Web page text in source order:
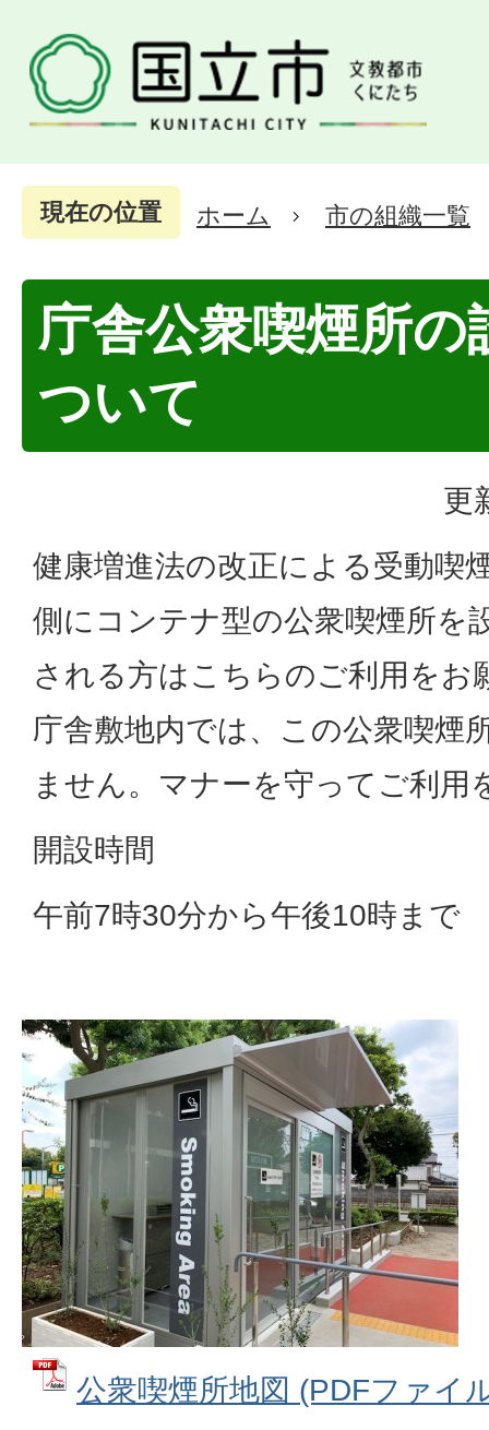
現在の位置 ホーム 市の組織一覧
庁舎公衆喫煙所の
ついて
更
健康増進法の改正による受動喫
側にコンテナ型の公衆喫煙所を
される方はこちらのご利用をお
庁舎敷地内では、この公衆喫煙
ません。マナーを守ってご利用
開設時間
午前7時30分から午後10時まで
公衆喫煙所地図 (PDFファイ